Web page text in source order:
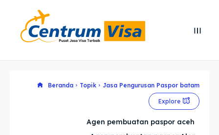
Cari
Cari
Explore our destinations
Explore our destinations
Beranda Topik Jasa Pengurusan Paspor batam
Explore
Agen pembuatan paspor aceh